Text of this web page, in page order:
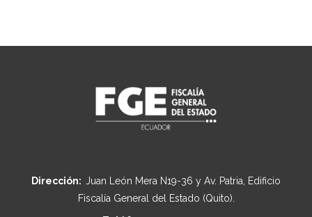
Dirección: Juan León Mera N19-36 y Av. Patria, Edificio
Fiscalía General del Estado (Quito).